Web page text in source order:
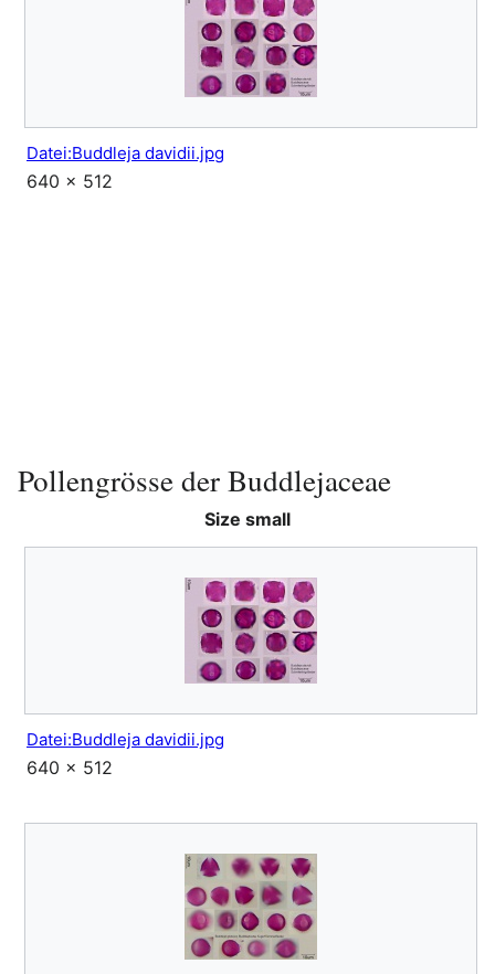
Datei:Buddleja davidii.jpg
640 × 512
Pollengrösse der Buddlejaceae
Size small
Datei:Buddleja davidii.jpg
640 × 512